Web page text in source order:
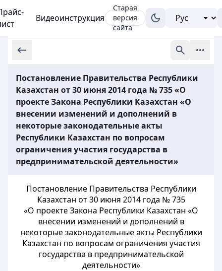
Видеоинструкция
Старая
версия
сайта
Постановление Правительства Республики
Казахстан от 30 июня 2014 года № 735 «О
проекте Закона Республики Казахстан «О
внесении изменений и дополнений в
некоторые законодательные акты
Республики Казахстан по вопросам
ограничения участия государства в
предпринимательской деятельности»
Постановление Правительства Республики
Казахстан от 30 июня 2014 года № 735
«О проекте Закона Республики Казахстан «О
внесении изменений и дополнений в
некоторые законодательные акты Республики
Казахстан по вопросам ограничения участия
государства в предпринимательской
деятельности»